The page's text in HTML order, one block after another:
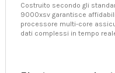
Costruito secondo gli
9000xsv garantisce
processore multi-core
dati complessi in tempo